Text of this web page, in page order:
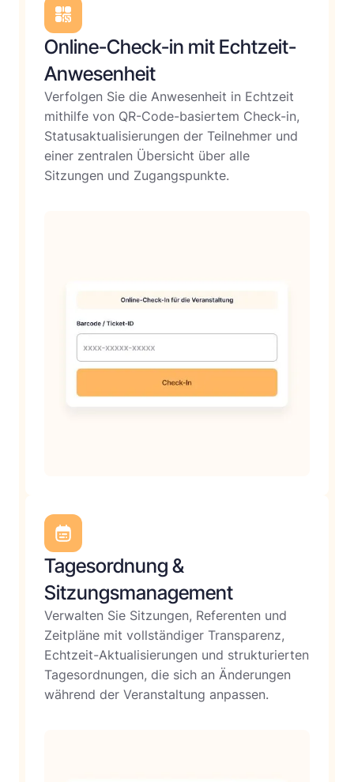
Online-Check-in mit Echtzeit-
Anwesenheit
Verfolgen Sie die Anwesenheit in Echtzeit
mithilfe von QR-Code-basiertem Check-in,
Statusaktualisierungen der Teilnehmer und
einer zentralen Übersicht über alle
Sitzungen und Zugangspunkte.
Tagesordnung &
Sitzungsmanagement
Verwalten Sie Sitzungen, Referenten und
Zeitpläne mit vollständiger Transparenz,
Echtzeit-Aktualisierungen und strukturierten
Tagesordnungen, die sich an Änderungen
während der Veranstaltung anpassen.